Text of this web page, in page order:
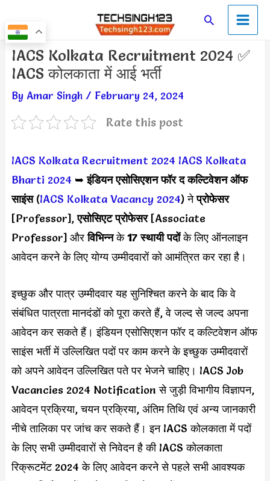
to
content
SearchMain
Menu
IACS Kolkata Recruitment 2024 ✅
IACS कोलकाता में आई भर्ती
By Amar Singh / February 24, 2024
Rate this post
IACS Kolkata Recruitment 2024 IACS Kolkata
Bharti 2024 ➥इंडियन एसोसिएशन फॉर द कल्टिवेशन ऑफ
साइंस(IACS Kolkata Vacancy 2024) नेप्रोफेसर
[Professor],एसोसिएट प्रोफेसर[Associate
Professor] औरविभिन्नके17 स्थायी पदोंके लिए ऑनलाइन
आवेदन करने के लिए योग्य उम्मीदवारों को आमंत्रित कर रहा है।
इच्छुक और पात्र उम्मीदवार यह सुनिश्चित करने के बाद कि वे
संबंधित पात्रता मानदंडों को पूरा करते हैं, वे जल्द से जल्द अपना
आवेदन कर सकते हैं। इंडियन एसोसिएशन फॉर द कल्टिवेशन ऑफ
साइंस भर्ती में उल्लिखित पदों पर काम करने के इच्छुक उम्मीदवारों
को अपने आवेदन उल्लिखित पते पर भेजने चाहिए। IACS Job
Vacancies 2024 Notification से जुड़ी विभागीय विज्ञापन,
आवेदन प्रक्रिया, चयन प्रक्रिया, अंतिम तिथि एवं अन्य जानकारी
नीचे तालिका पर जांच कर सकते हैं। इन IACS कोलकाता में पदों
के लिए सभी उम्मीदवारों से निवेदन है की IACS कोलकाता
रिक्रूटमेंट 2024 के लिए आवेदन करने से पहले सभी आवश्यक
Post
navigation